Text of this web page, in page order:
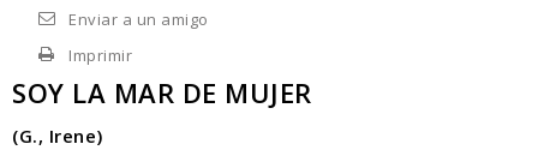
Enviar a un amigo
Imprimir
SOY LA MAR DE MUJER
(G., Irene)